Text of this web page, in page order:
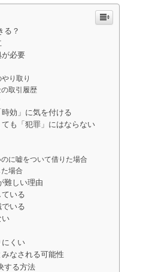
る？
が必要
り取り
取引履歴
効」に気を付ける
も「犯罪」にはならない
に嘘をついて借りた場合
場合
難しい理由
いる
いる
い
にくい
なされる可能性
する方法